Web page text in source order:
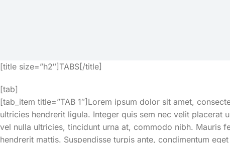
[title size=”h2″]TABS[/title]
[tab]
[tab_item title=”TAB 1″]Lorem ipsum dolor sit amet,
ultricies hendrerit ligula. Integer quis sem nec velit placerat
vel nulla ultricies, tincidunt urna at, commodo nibh. Mauris
hendrerit mattis. Suspendisse turpis ante, condimentum